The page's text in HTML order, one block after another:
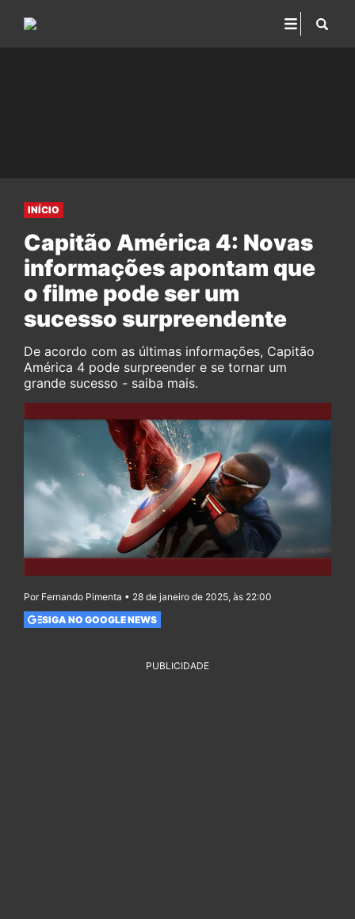
INÍCIO
Capitão América 4: Novas
informações apontam que
o filme pode ser um
sucesso surpreendente
De acordo com as últimas informações, Capitão
América 4 pode surpreender e se tornar um
grande sucesso - saiba mais.
Por Fernando Pimenta • 28 de janeiro de 2025, às 22:00
SIGA NO GOOGLE NEWS
PUBLICIDADE